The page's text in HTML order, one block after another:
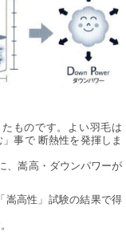
ものです。よい羽毛は
事で 断熱性を発揮しま
、嵩高・ダウンパワーが
嵩高性」試験の結果で得